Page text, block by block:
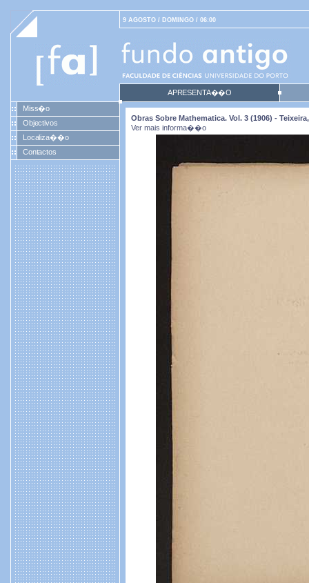
9 AGOSTO / DOMINGO / 06:00
APRESENTA��O
Miss�o
Objectivos
Localiza��o
Contactos
Obras Sobre Mathematica. Vol. 3 (1906) -
Ver mais informa��o